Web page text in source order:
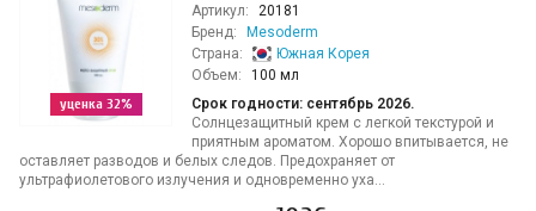
уценка 32%
Артикул:
20181
Бренд:
Mesoderm
Страна:
Южная Корея
Объем:
100 мл
Срок годности: сентябрь 2026.
Солнцезащитный крем с легкой текстурой и
приятным ароматом. Хорошо впитывается, не
оставляет разводов и белых следов. Предохраняет от
ультрафиолетового излучения и одновременно уха...